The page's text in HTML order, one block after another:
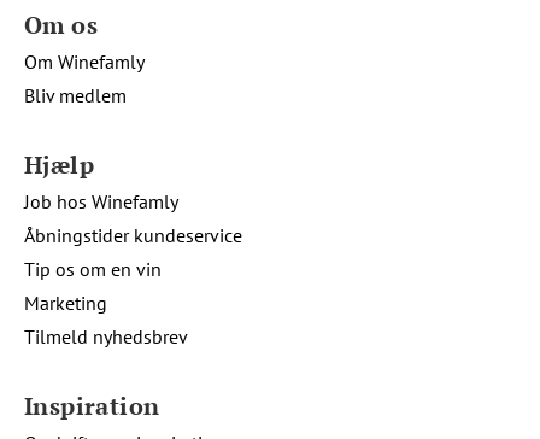
Om os
Om Winefamly
Bliv medlem
Hjælp
Job hos Winefamly
Åbningstider kundeservice
Tip os om en vin
Marketing
Tilmeld nyhedsbrev
Inspiration